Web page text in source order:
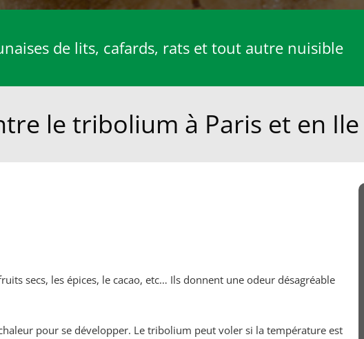
de lits, cafards, rats et tout autre nuisible
le tribolium à Paris et en Ile
secs, les épices, le cacao, etc… Ils donnent une odeur désagréable
pour se développer. Le tribolium peut voler si la température est